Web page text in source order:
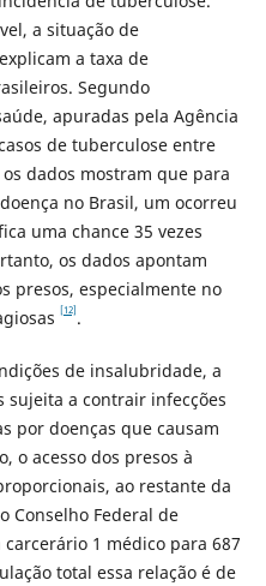
a situação de
a taxa de
Segundo
apuradas pela Agência
de tuberculose entre
dados mostram que para
no Brasil, um ocorreu
uma chance 35 vezes
os dados apontam
presos, especialmente no
[12] .
de insalubridade, a
sujeita a contrair infecções
por doenças que causam
o acesso dos presos à
ao restante da
Conselho Federal de
1 médico para 687
total essa relação é de